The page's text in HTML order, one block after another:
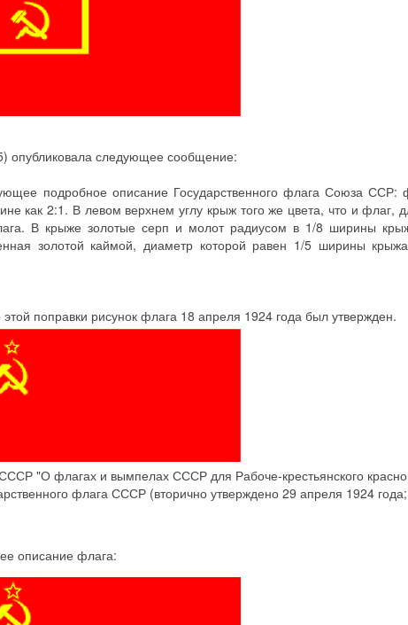
опубликовала следующее сообщение:
подробное описание Государственного флага Союза ССР:
как 2:1. В левом верхнем углу крыж того же цвета, что и флаг,
В крыже золотые серп и молот радиусом в 1/8 ширины
золотой каймой, диаметр которой равен 1/5 ширины
поправки рисунок флага 18 апреля 1924 года был утвержден.
"О флагах и вымпелах СССР для Рабоче-крестьянского
флага СССР (вторично утверждено 29 апреля 1924
описание флага: